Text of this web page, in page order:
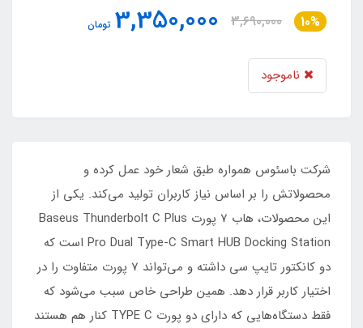
10%
3,690,000
3,350,000 تومان
ناموجود
شرکت باسئوس همواره طبق شعار خود عمل کرده و
محصولاتش را بر اساس نیاز کاربران تولید می‌کند. یکی از
این محصولات، هاب 7 پورت Baseus Thunderbolt C Plus
Pro Dual Type-C Smart HUB Docking Station است که
دو کانکتور تایپ سی داشته و می‌تواند 7 پورت متفاوت را در
اختیار کاربر قرار دهد. همین طراحی خاص سبب می‌شود که
فقط دستگاه‌هایی که دارای دو پورت TYPE C کنار هم هستند